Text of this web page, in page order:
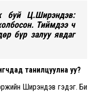
Ц.Ширэндэв:
Тиймдээ ч
бүр залуу явдаг
танилцуулна уу?
Ширэндэв гэдэг. Би